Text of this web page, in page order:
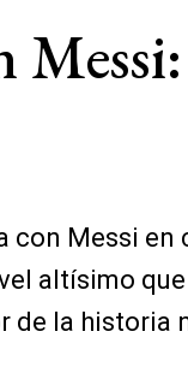
Messi
altísimo
de la historia